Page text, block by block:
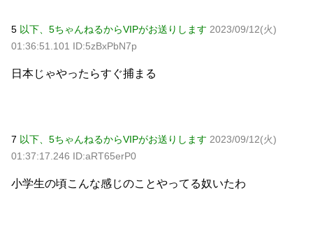
5 以下、5ちゃんねるからVIPがお送りします 2023/09/12(火)
01:36:51.101 ID:5zBxPbN7p
日本じゃやったらすぐ捕まる
7 以下、5ちゃんねるからVIPがお送りします 2023/09/12(火)
01:37:17.246 ID:aRT65erP0
小学生の頃こんな感じのことやってる奴いたわ